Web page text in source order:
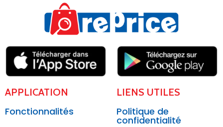
APPLICATION
Fonctionnalités
LIENS UTILES
Politique de
confidentialité